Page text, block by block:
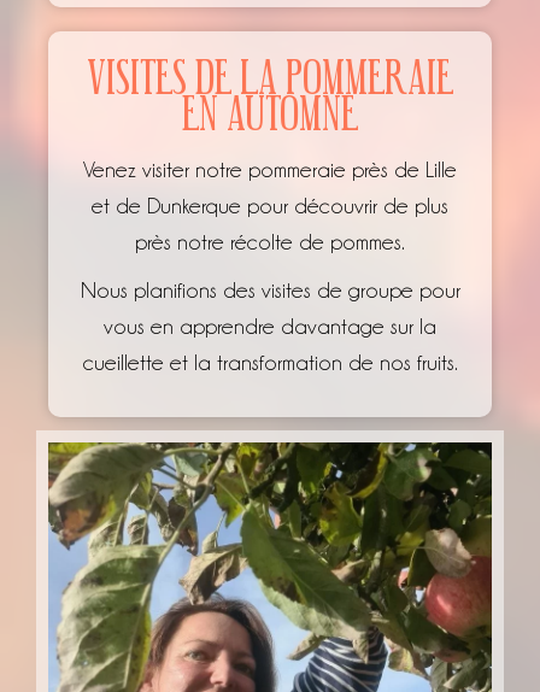
VISITES DE LA POMMERAIE
EN AUTOMNE
Venez visiter notre pommeraie près de Lille
et de Dunkerque pour découvrir de plus
près notre récolte de pommes.
Nous planifions des visites de groupe pour
vous en apprendre davantage sur la
cueillette et la transformation de nos fruits.